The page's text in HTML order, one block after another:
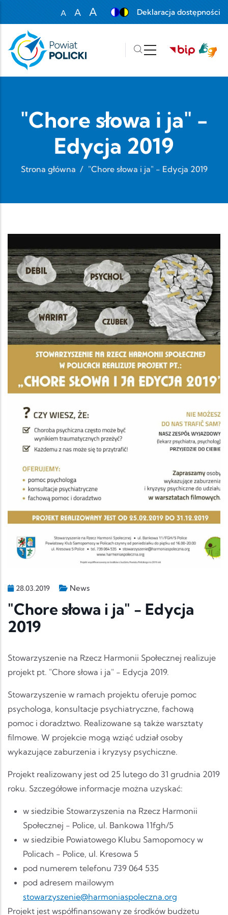
A
Set font size to 100%
A
A
Deklaracja dostępności
"Chore słowa i ja" -
Edycja 2019
Strona główna / "Chore słowa i ja" - Edycja 2019
28.03.2019 News
"Chore słowa i ja" - Edycja
2019
Stowarzyszenie na Rzecz Harmonii Społecznej realizuje
projekt pt. "Chore słowa i ja" - Edycja 2019.
Stowarzyszenie w ramach projektu oferuje pomoc
psychologa, konsultacje psychiatryczne, fachową
pomoc i doradztwo. Realizowane są także warsztaty
filmowe. W projekcie mogą wziąć udział osoby
wykazujące zaburzenia i kryzysy psychiczne.
Projekt realizowany jest od 25 lutego do 31 grudnia 2019
roku. Szczegółowe informacje można uzyskać:
w siedzibie Stowarzyszenia na Rzecz Harmonii
Społecznej - Police, ul. Bankowa 11fgh/5
w siedzibie Powiatowego Klubu Samopomocy w
Policach - Police, ul. Kresowa 5
pod numerem telefonu 739 064 535
pod adresem mailowym
stowarzyszenie@harmoniaspoleczna.org
Projekt jest współfinansowany ze środków budżetu